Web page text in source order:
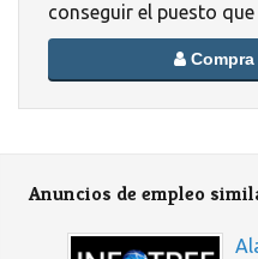
conseguir el puesto
Compra
Anuncios de empleo